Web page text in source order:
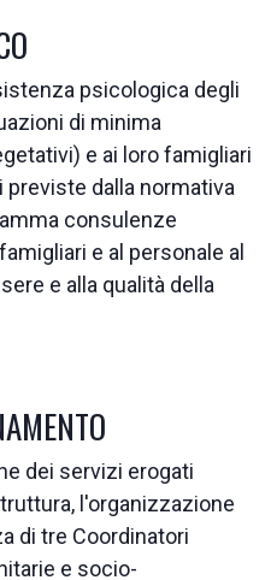
psicologica degli
di minima
e ai loro famigliari
dalla normativa
consulenze
e al personale al
e alla qualità della
dei servizi erogati
l'organizzazione
di tre Coordinatori
e socio-